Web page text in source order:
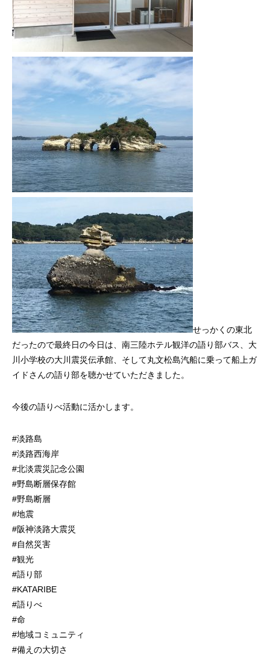
せっかくの東北
だったので最終日の今日は、南三陸ホテル観洋の語り部バス、大
川小学校の大川震災伝承館、そして丸文松島汽船に乗って船上ガ
イドさんの語り部を聴かせていただきました。
今後の語りべ活動に活かします。
#淡路島
#淡路西海岸
#北淡震災記念公園
#野島断層保存館
#野島断層
#地震
#阪神淡路大震災
#自然災害
#観光
#語り部
#KATARIBE
#語りべ
#命
#地域コミュニティ
#備えの大切さ